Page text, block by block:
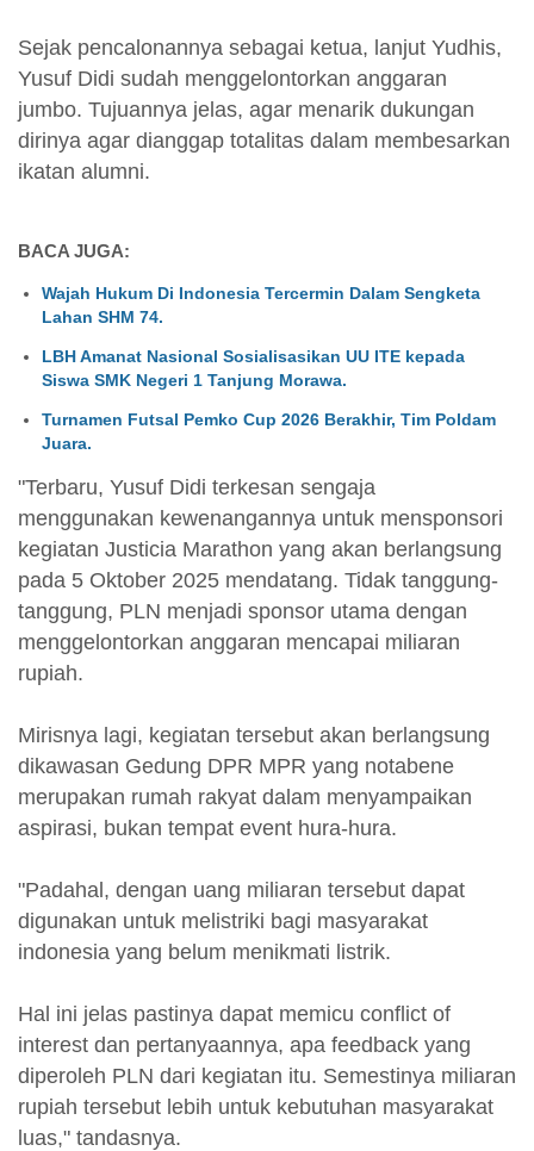
Sejak pencalonannya sebagai ketua, lanjut Yudhis,
Yusuf Didi sudah menggelontorkan anggaran
jumbo. Tujuannya jelas, agar menarik dukungan
dirinya agar dianggap totalitas dalam membesarkan
ikatan alumni.
BACA JUGA:
Wajah Hukum Di Indonesia Tercermin Dalam Sengketa
Lahan SHM 74.
LBH Amanat Nasional Sosialisasikan UU ITE kepada
Siswa SMK Negeri 1 Tanjung Morawa.
Turnamen Futsal Pemko Cup 2026 Berakhir, Tim Poldam
Juara.
"Terbaru, Yusuf Didi terkesan sengaja
menggunakan kewenangannya untuk mensponsori
kegiatan Justicia Marathon yang akan berlangsung
pada 5 Oktober 2025 mendatang. Tidak tanggung-
tanggung, PLN menjadi sponsor utama dengan
menggelontorkan anggaran mencapai miliaran
rupiah.
Mirisnya lagi, kegiatan tersebut akan berlangsung
dikawasan Gedung DPR MPR yang notabene
merupakan rumah rakyat dalam menyampaikan
aspirasi, bukan tempat event hura-hura.
"Padahal, dengan uang miliaran tersebut dapat
digunakan untuk melistriki bagi masyarakat
indonesia yang belum menikmati listrik.
Hal ini jelas pastinya dapat memicu conflict of
interest dan pertanyaannya, apa feedback yang
diperoleh PLN dari kegiatan itu. Semestinya miliaran
rupiah tersebut lebih untuk kebutuhan masyarakat
luas," tandasnya.